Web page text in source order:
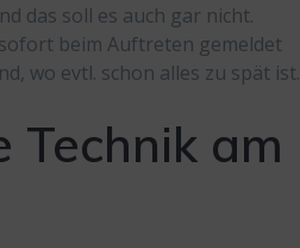
das soll es auch gar nicht.
beim Auftreten gemeldet
wo evtl. schon alles zu spät ist.
Technik am